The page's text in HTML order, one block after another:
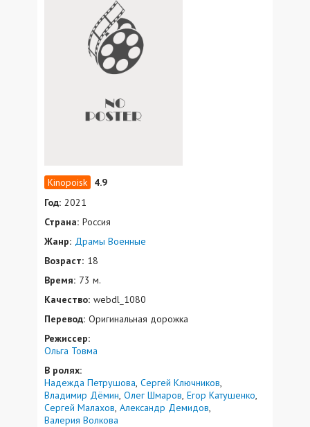
4.9
Год: 2021
Страна: Россия
Жанр: Драмы Военные
Возраст: 18
Время: 73 м.
Качество: webdl_1080
Перевод: Оригинальная дорожка
Режиссер:
Ольга Товма
В ролях:
Надежда Петрушова Сергей Ключников
Владимир Дёмин Олег Шмаров Егор Катушенко
Сергей Малахов Александр Демидов
Валерия Волкова